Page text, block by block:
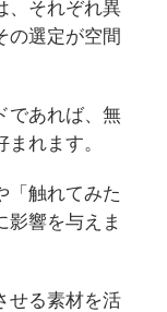
、それぞれ異
の選定が空間
であれば、無
れます。
「触れてみた
影響を与えま
せる素材を活